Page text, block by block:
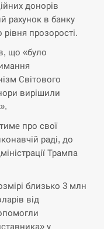
рост” атак
Лейпцига
в МИДе
військові
з…
донорів
рахунок в банку
прозорості.
що «було
Світового
вирішили
про свої
раді, до
Трампа
близько 3 млн
від
у